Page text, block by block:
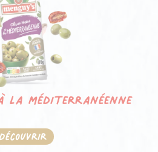
la méditerranéenne